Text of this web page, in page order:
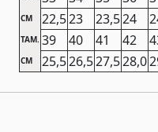
CM 22,523 23,524
TAM. 39 40 41 42
CM 25,526,527,528,0